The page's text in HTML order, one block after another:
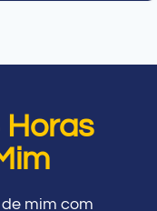
Horas
mim com